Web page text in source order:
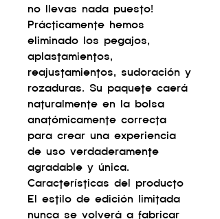
no llevas nada puesto!
Prácticamente hemos
eliminado los pegajos,
aplastamientos,
reajustamientos, sudoración y
rozaduras. Su paquete caerá
naturalmente en la bolsa
anatómicamente correcta
para crear una experiencia
de uso verdaderamente
agradable y única.
Características del producto
El estilo de edición limitada
nunca se volverá a fabricar